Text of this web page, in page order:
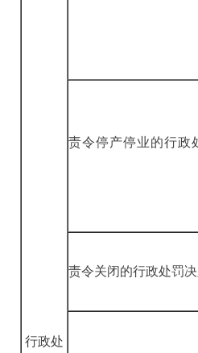
行政处
责令停产停业的行政
责令关闭的行政处罚